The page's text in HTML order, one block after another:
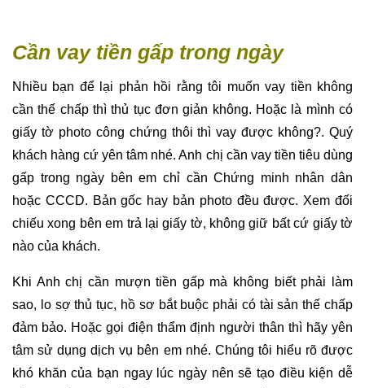
Cần vay tiền gấp trong ngày
Nhiều bạn để lại phản hồi rằng tôi muốn vay tiền không
cần thế chấp thì thủ tục đơn giản không. Hoặc là mình có
giấy tờ photo công chứng thôi thì vay được không?. Quý
khách hàng cứ yên tâm nhé. Anh chị cần vay tiền tiêu dùng
gấp trong ngày bên em chỉ cần Chứng minh nhân dân
hoặc CCCD. Bản gốc hay bản photo đều được. Xem đối
chiếu xong bên em trả lại giấy tờ, không giữ bất cứ giấy tờ
nào của khách.
Khi Anh chị cần mượn tiền gấp mà không biết phải làm
sao, lo sợ thủ tục, hồ sơ bắt buộc phải có tài sản thế chấp
đảm bảo. Hoặc gọi điện thẩm định người thân thì hãy yên
tâm sử dụng dịch vụ bên em nhé. Chúng tôi hiểu rõ được
khó khăn của bạn ngay lúc ngày nên sẽ tạo điều kiện dễ